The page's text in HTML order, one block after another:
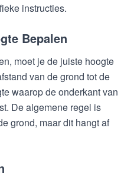
instructies.
Bepalen
moet je de juiste hoogte
van de grond tot de
waarop de onderkant van
De algemene regel is
grond, maar dit hangt af